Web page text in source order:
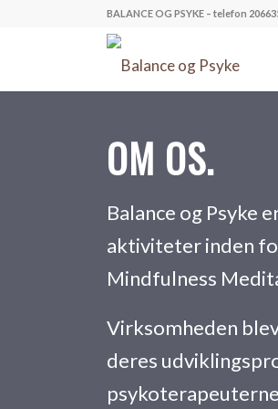
BALANCE OG PSYKE – telefon
OM OS.
Balance og Psyke
aktiviteter inden
Mindfulness
Virksomheden
deres